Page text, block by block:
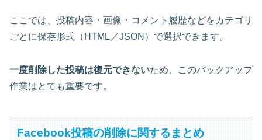
ここでは、投稿内容・画像・コメント履歴などをカテゴリ
ごとに保存形式（HTML／JSON）で選択できます。
一度削除した投稿は復元できないため、このバックアップ
作業はとても重要です。
Facebook投稿の削除に関するまとめ